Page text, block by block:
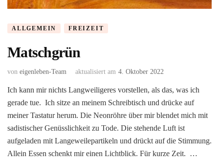
ALLGEMEIN FREIZEIT
Matschgrün
von eigenleben-Team aktualisiert am 4. Oktober 2022
Ich kann mir nichts Langweiligeres vorstellen, als das, was ich
gerade tue. Ich sitze an meinem Schreibtisch und drücke auf
meiner Tastatur herum. Die Neonröhre über mir blendet mich mit
sadistischer Genüsslichkeit zu Tode. Die stehende Luft ist
aufgeladen mit Langeweilepartikeln und drückt auf die Stimmung.
Allein Essen schenkt mir einen Lichtblick. Für kurze Zeit. …